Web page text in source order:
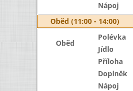
Nápoj
Oběd (11:00 - 14:00)
Oběd
Polévka
Jídlo
Příloha
Doplněk
Nápoj